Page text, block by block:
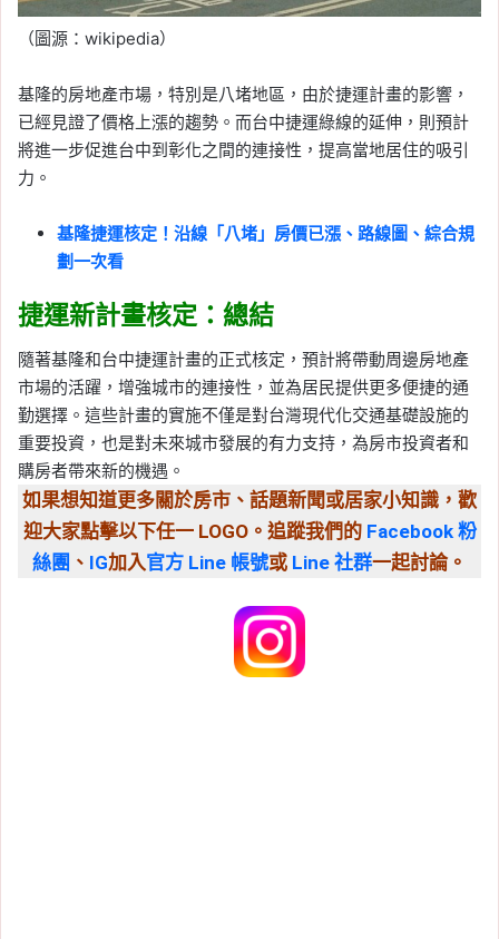
（圖源：wikipedia）
基隆的房地產市場，特別是八堵地區，由於捷運計畫的影響，
已經見證了價格上漲的趨勢。而台中捷運綠線的延伸，則預計
將進一步促進台中到彰化之間的連接性，提高當地居住的吸引
力。
基隆捷運核定！沿線「八堵」房價已漲、路線圖、綜合規
劃一次看
捷運新計畫核定：總結
隨著基隆和台中捷運計畫的正式核定，預計將帶動周邊房地產
市場的活躍，增強城市的連接性，並為居民提供更多便捷的通
勤選擇。這些計畫的實施不僅是對台灣現代化交通基礎設施的
重要投資，也是對未來城市發展的有力支持，為房市投資者和
購房者帶來新的機遇。
如果想知道更多關於房市、話題新聞或居家小知識，歡
迎大家點擊以下任一 LOGO。追蹤我們的Facebook 粉
絲團 、 IG加入官方 Line 帳號或 Line 社群一起討論。